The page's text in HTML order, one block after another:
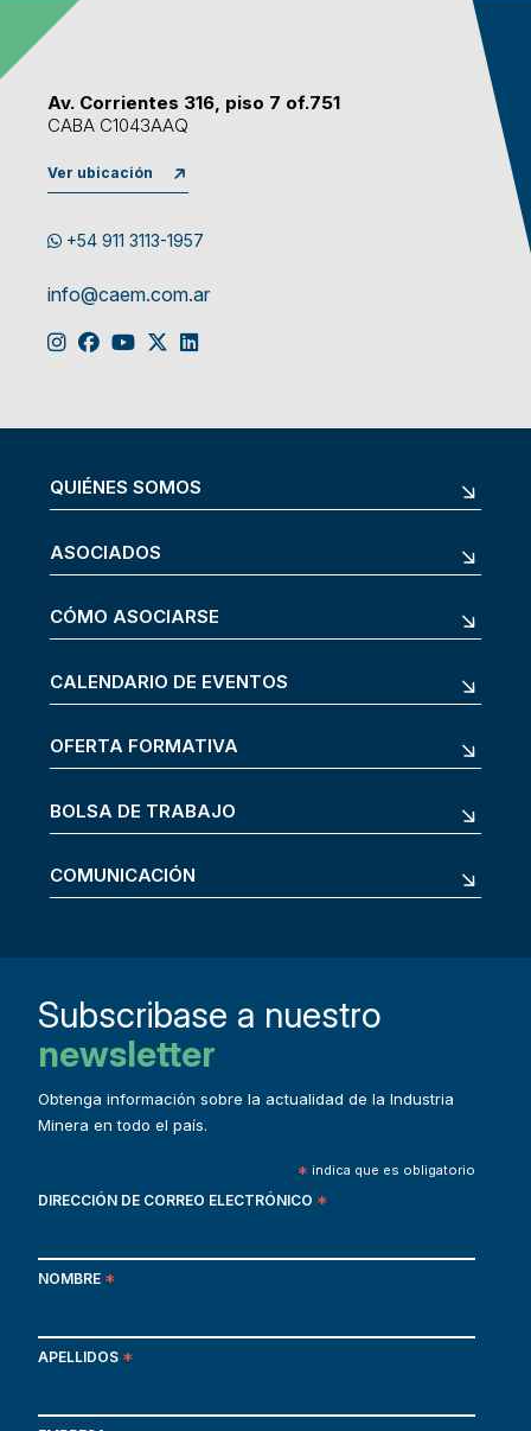
Av. Corrientes 316, piso 7 of.751
CABA C1043AAQ
Ver ubicación
+54 911 3113-1957
info@caem.com.ar
QUIÉNES SOMOS
ASOCIADOS
CÓMO ASOCIARSE
CALENDARIO DE EVENTOS
OFERTA FORMATIVA
BOLSA DE TRABAJO
COMUNICACIÓN
Subscribase a nuestro
newsletter
Obtenga información sobre la actualidad de la Industria
Minera en todo el país.
* indica que es obligatorio
DIRECCIÓN DE CORREO ELECTRÓNICO *
NOMBRE *
APELLIDOS *